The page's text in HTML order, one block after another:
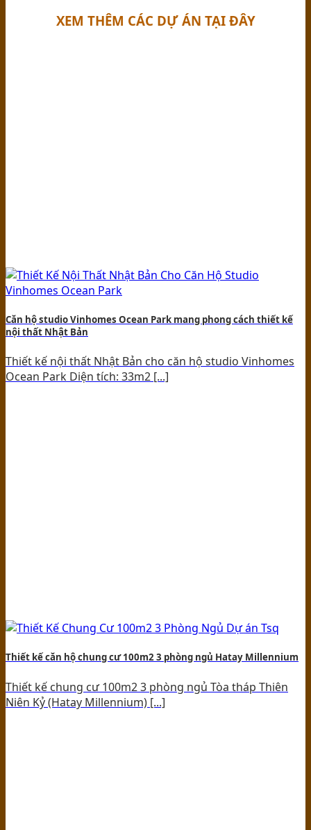
XEM THÊM CÁC DỰ ÁN TẠI ĐÂY
Căn hộ studio Vinhomes Ocean Park mang phong cách thiết kế
nội thất Nhật Bản
Thiết kế nội thất Nhật Bản cho căn hộ studio Vinhomes
Ocean Park Diện tích: 33m2 [...]
Thiết kế căn hộ chung cư 100m2 3 phòng ngủ Hatay Millennium
Thiết kế chung cư 100m2 3 phòng ngủ Tòa tháp Thiên
Niên Kỷ (Hatay Millennium) [...]